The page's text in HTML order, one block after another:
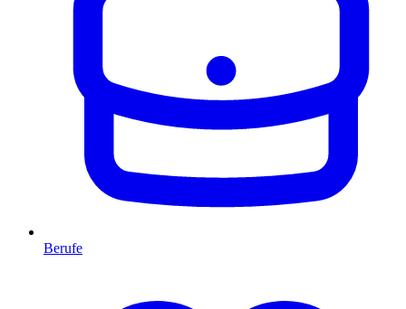
Berufe